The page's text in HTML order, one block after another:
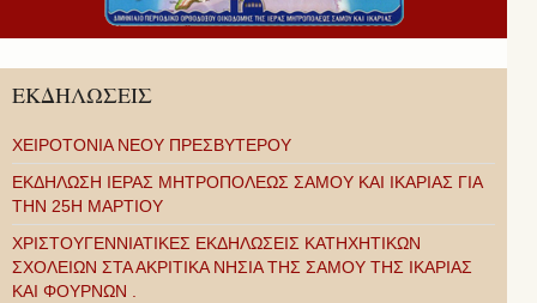
ΕΚΔΗΛΩΣΕΙΣ
ΧΕΙΡΟΤΟΝΙΑ ΝΕΟΥ ΠΡΕΣΒΥΤΕΡΟΥ
ΕΚΔΗΛΩΣΗ ΙΕΡΑΣ ΜΗΤΡΟΠΟΛΕΩΣ ΣΑΜΟΥ ΚΑΙ ΙΚΑΡΙΑΣ ΓΙΑ
ΤΗΝ 25Η ΜΑΡΤΙΟΥ
ΧΡΙΣΤΟΥΓΕΝΝΙΑΤΙΚΕΣ ΕΚΔΗΛΩΣΕΙΣ ΚΑΤΗΧΗΤΙΚΩΝ
ΣΧΟΛΕΙΩΝ ΣΤΑ ΑΚΡΙΤΙΚΑ ΝΗΣΙΑ ΤΗΣ ΣΑΜΟΥ ΤΗΣ ΙΚΑΡΙΑΣ
ΚΑΙ ΦΟΥΡΝΩΝ .